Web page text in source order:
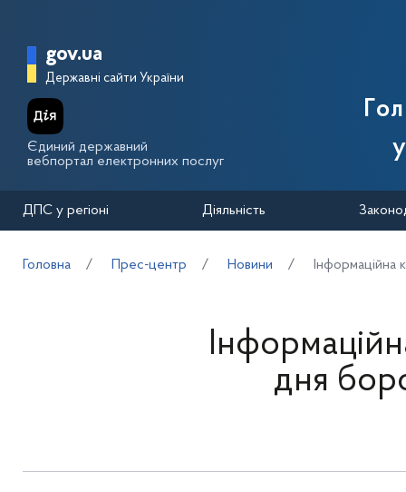
Головна сторінка Державної
gov.ua
Державні сайти України
Єдиний державний
вебпортал електронних послуг
ДПС у регіоні Діяльність
Головна Прес-центр Новини
дня